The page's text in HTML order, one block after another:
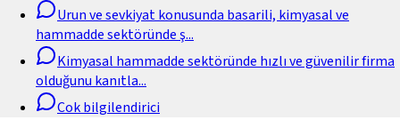
Urun ve sevkiyat konusunda basarili, kimyasal ve
hammadde sektöründe ş...
Kimyasal hammadde sektöründe hızlı ve güvenilir firma
olduğunu kanıtla...
Cok bilgilendirici